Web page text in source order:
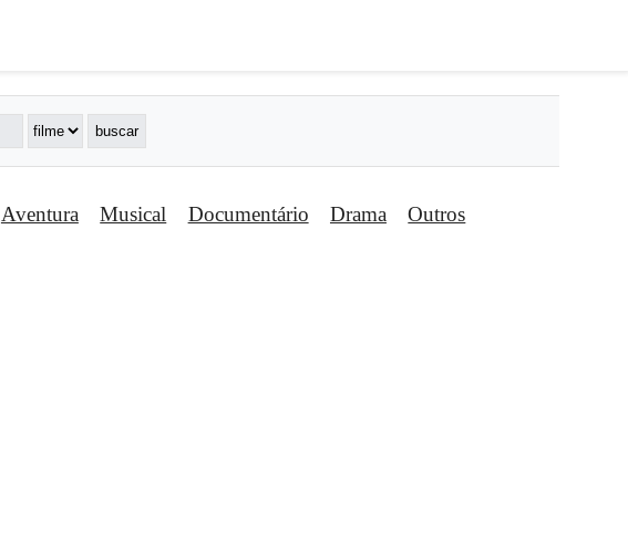
Aventura Musical Documentário Drama Outros